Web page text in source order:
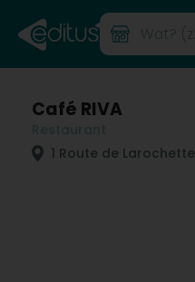
Café RIVA
1 Route de Larochette